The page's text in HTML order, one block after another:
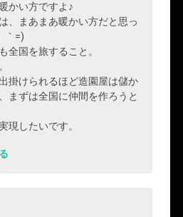
かい方ですよ♪
、まあまあ暖かい方だと思っ
=)ゞ
全国を旅すること。
掛けられるほど造園屋は儲か
まずは全国に仲間を作ろうと
現したいです。